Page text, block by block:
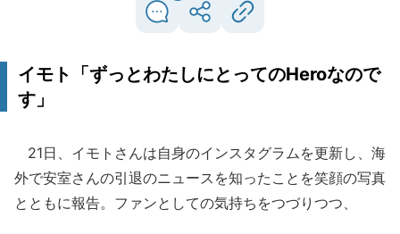
イモト「ずっとわたしにとってのHeroなので
す」
21日、イモトさんは自身のインスタグラムを更新し、海
外で安室さんの引退のニュースを知ったことを笑顔の写真
とともに報告。ファンとしての気持ちをつづりつつ、